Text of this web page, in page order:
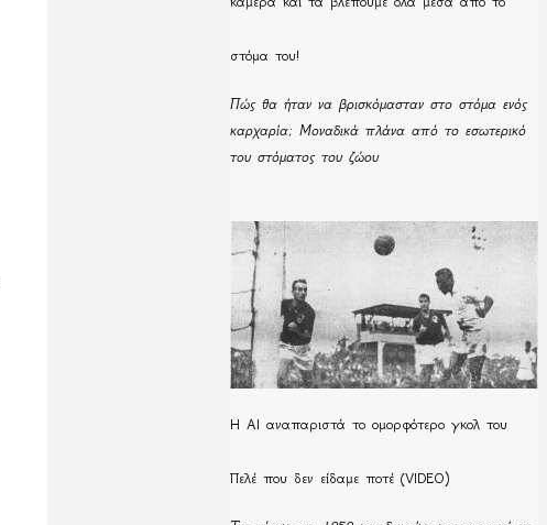
στόμα του!
Πώς θα ήταν να βρισκόμασταν στο στόμα ενός
καρχαρία; Μοναδικά πλάνα από το εσωτερικό
του στόματος του ζώου
Η ΑΙ αναπαριστά το ομορφότερο γκολ του
Πελέ που δεν είδαμε ποτέ (VIDEO)